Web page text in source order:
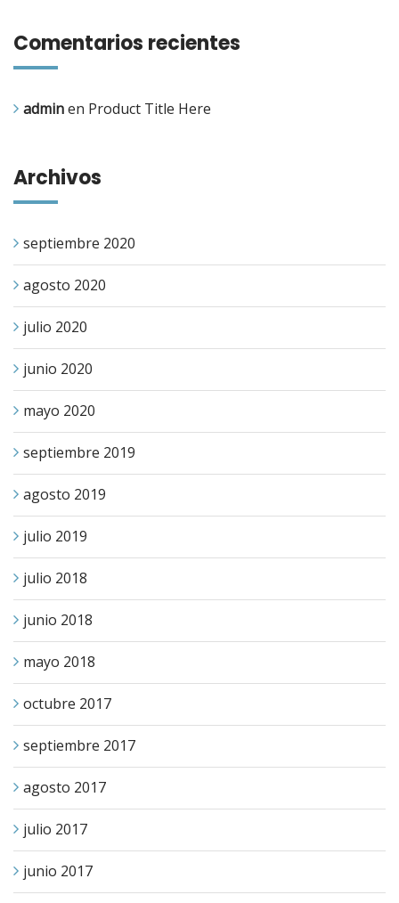
Comentarios recientes
adminen Product Title Here
Archivos
septiembre 2020
agosto 2020
julio 2020
junio 2020
mayo 2020
septiembre 2019
agosto 2019
julio 2019
julio 2018
junio 2018
mayo 2018
octubre 2017
septiembre 2017
agosto 2017
julio 2017
junio 2017